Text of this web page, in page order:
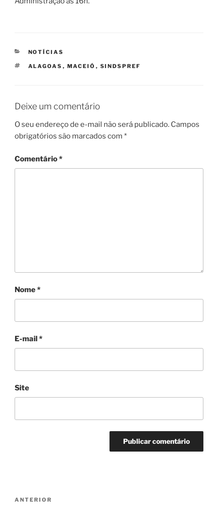
CATEGORIAS
NOTÍCIAS
TAGS
ALAGOAS , MACEIÓ , SINDSPREF
Deixe um comentário
O seu endereço de e-mail não será publicado. Campos
obrigatórios são marcados com *
Comentário*
Nome*
E-mail*
Site
Post
ANTERIOR